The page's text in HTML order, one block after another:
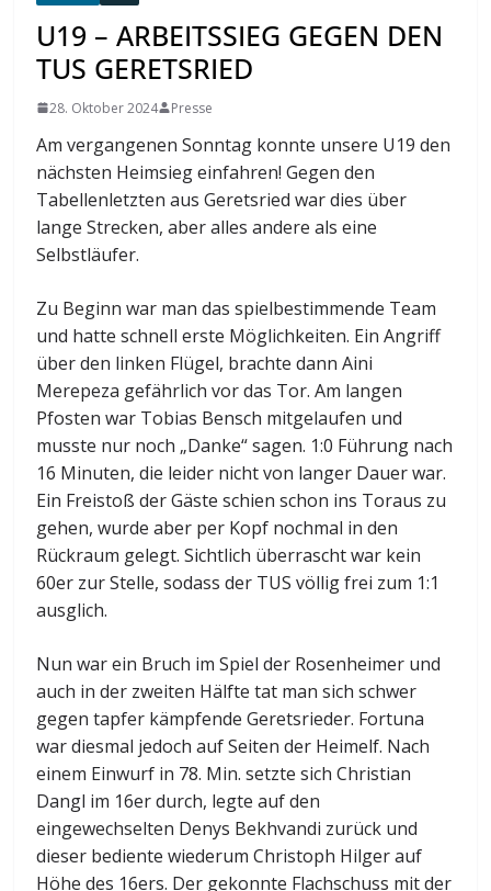
U19 – ARBEITSSIEG GEGEN DEN
TUS GERETSRIED
28. Oktober 2024 Presse
Am vergangenen Sonntag konnte unsere U19 den
nächsten Heimsieg einfahren! Gegen den
Tabellenletzten aus Geretsried war dies über
lange Strecken, aber alles andere als eine
Selbstläufer.
Zu Beginn war man das spielbestimmende Team
und hatte schnell erste Möglichkeiten. Ein Angriff
über den linken Flügel, brachte dann Aini
Merepeza gefährlich vor das Tor. Am langen
Pfosten war Tobias Bensch mitgelaufen und
musste nur noch „Danke“ sagen. 1:0 Führung nach
16 Minuten, die leider nicht von langer Dauer war.
Ein Freistoß der Gäste schien schon ins Toraus zu
gehen, wurde aber per Kopf nochmal in den
Rückraum gelegt. Sichtlich überrascht war kein
60er zur Stelle, sodass der TUS völlig frei zum 1:1
ausglich.
Nun war ein Bruch im Spiel der Rosenheimer und
auch in der zweiten Hälfte tat man sich schwer
gegen tapfer kämpfende Geretsrieder. Fortuna
war diesmal jedoch auf Seiten der Heimelf. Nach
einem Einwurf in 78. Min. setzte sich Christian
Dangl im 16er durch, legte auf den
eingewechselten Denys Bekhvandi zurück und
dieser bediente wiederum Christoph Hilger auf
Höhe des 16ers. Der gekonnte Flachschuss mit der